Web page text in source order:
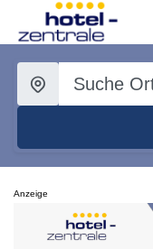
Anzeige